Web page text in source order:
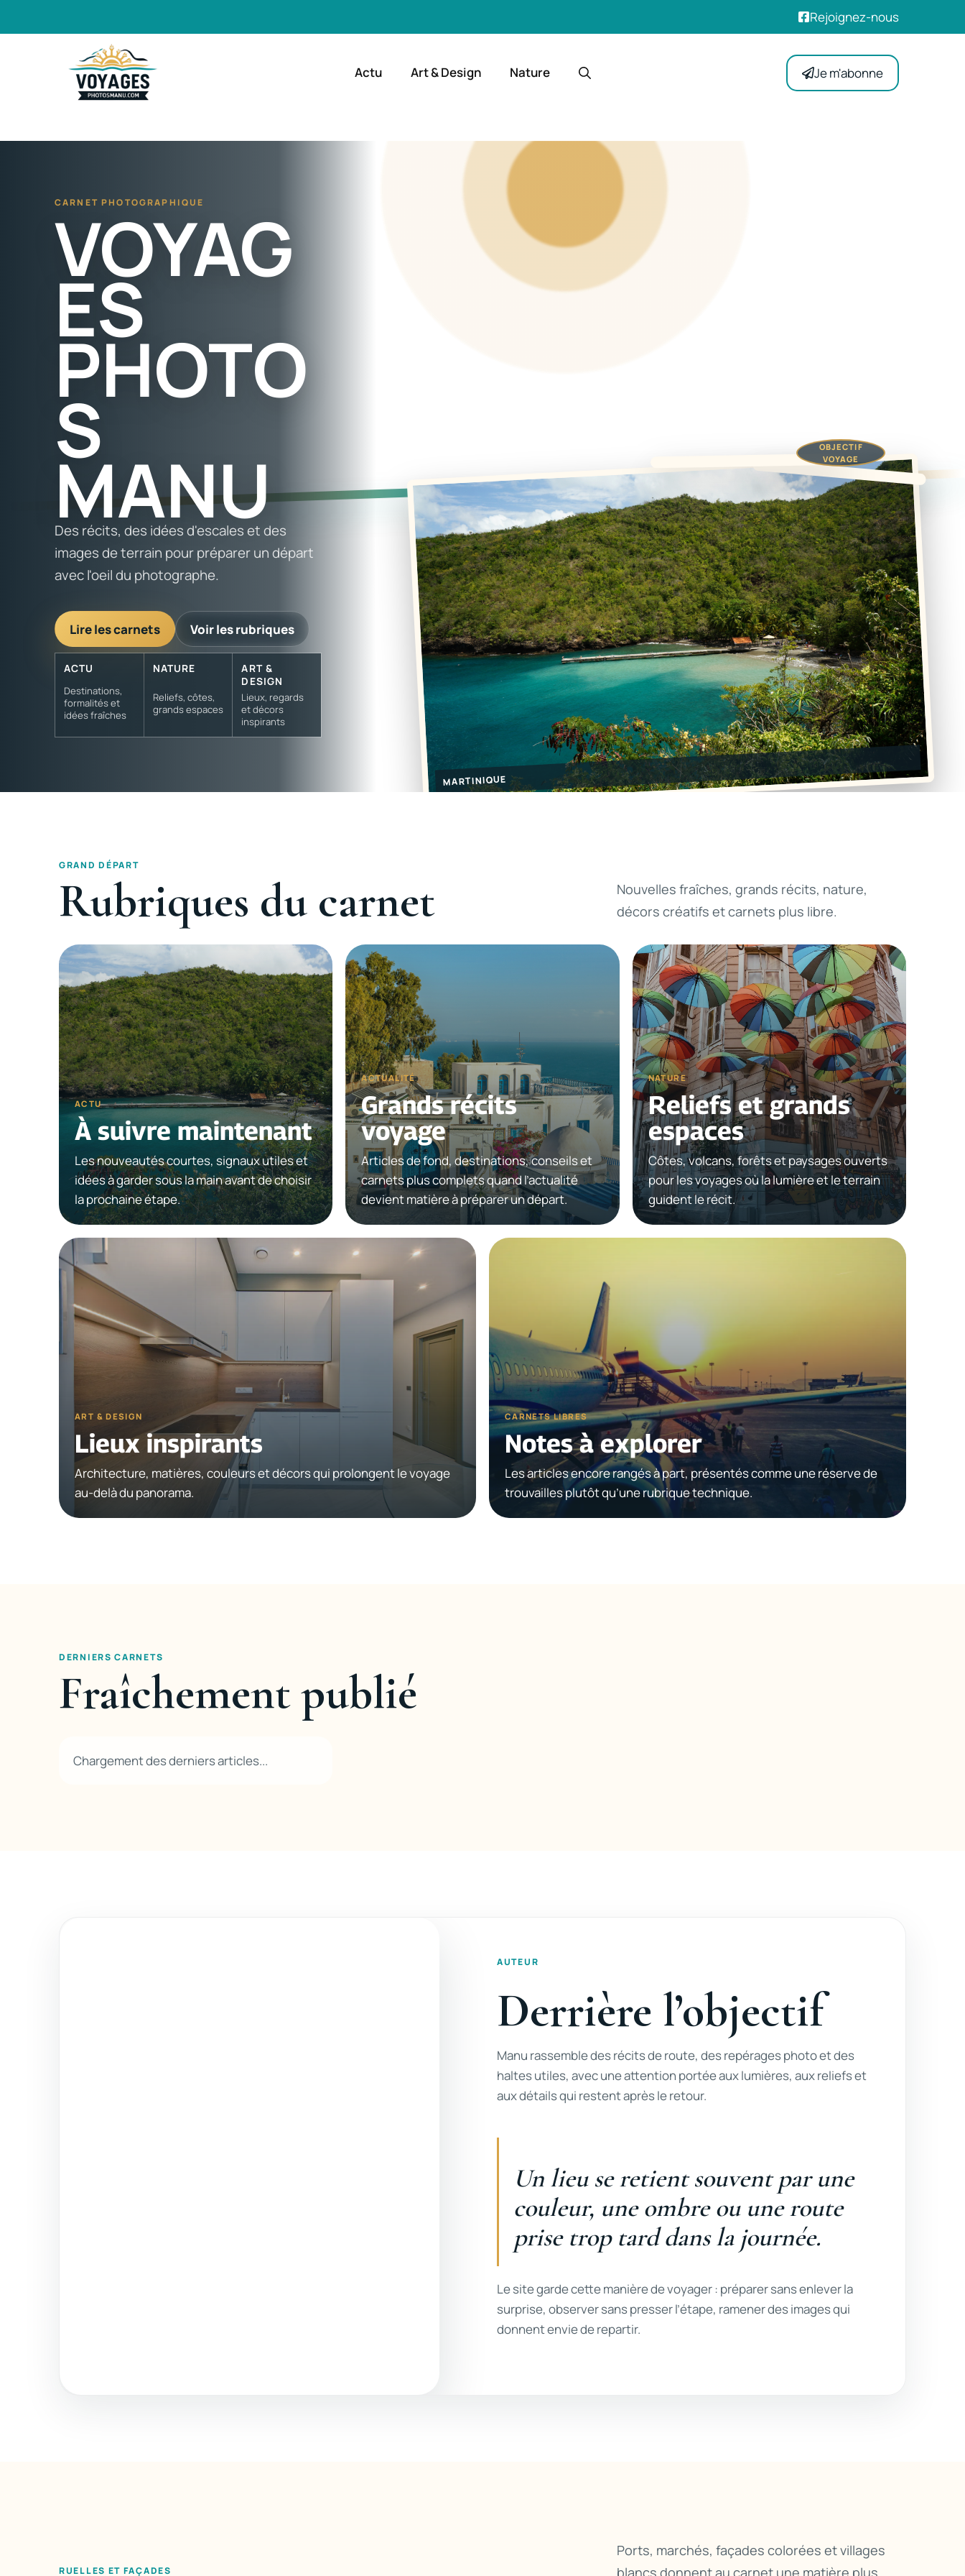
Rejoignez-nous
Actu Art & Design Nature Je m'abonne
CARNET PHOTOGRAPHIQUE
VOYAG
ES
PHOTO
S
MANU
Des récits, des idées d'escales et des
images de terrain pour préparer un départ
avec l'oeil du photographe.
Lire les carnets Voir les rubriques
ACTU
Destinations,
formalités et
idées fraîches
NATURE
Reliefs, côtes,
grands espaces
ART &
DESIGN
Lieux, regards
et décors
inspirants
MARTINIQUE
TUNISIE OBJECTIF
VOYAGE
GRAND DÉPART
Rubriques du carnet
Nouvelles fraîches, grands récits, nature,
décors créatifs et carnets plus libre.
ACTU
À suivre maintenant
Les nouveautés courtes, signaux utiles et
idées à garder sous la main avant de choisir
la prochaine étape.
ACTUALITÉ
Grands récits
voyage
Articles de fond, destinations, conseils et
carnets plus complets quand l’actualité
devient matière à préparer un départ.
NATURE
Reliefs et grands
espaces
Côtes, volcans, forêts et paysages ouverts
pour les voyages où la lumière et le terrain
guident le récit.
ART & DESIGN
Lieux inspirants
Architecture, matières, couleurs et décors qui prolongent le voyage
au-delà du panorama.
CARNETS LIBRES
Notes à explorer
Les articles encore rangés à part, présentés comme une réserve de
trouvailles plutôt qu’une rubrique technique.
DERNIERS CARNETS
Fraîchement publié
Chargement des derniers articles...
AUTEUR
Derrière l’objectif
Manu rassemble des récits de route, des repérages photo et des
haltes utiles, avec une attention portée aux lumières, aux reliefs et
aux détails qui restent après le retour.
Un lieu se retient souvent par une
couleur, une ombre ou une route
prise trop tard dans la journée.
Le site garde cette manière de voyager : préparer sans enlever la
surprise, observer sans presser l’étape, ramener des images qui
donnent envie de repartir.
RUELLES ET FAÇADES
Ports, marchés, façades colorées et villages
blancs donnent au carnet une matière plus